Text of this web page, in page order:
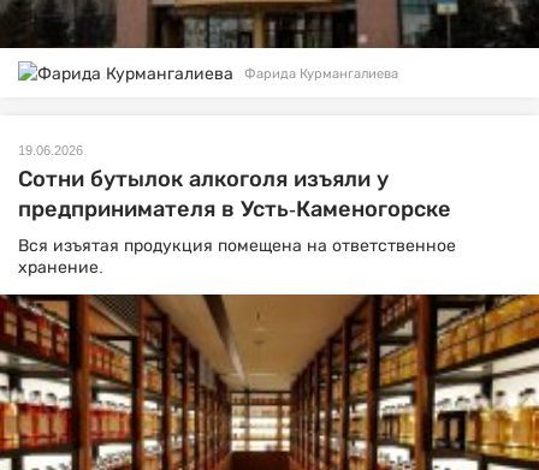
Фарида Курмангалиева
19.06.2026
Сотни бутылок алкоголя изъяли у
предпринимателя в Усть-Каменогорске
Вся изъятая продукция помещена на ответственное
хранение.